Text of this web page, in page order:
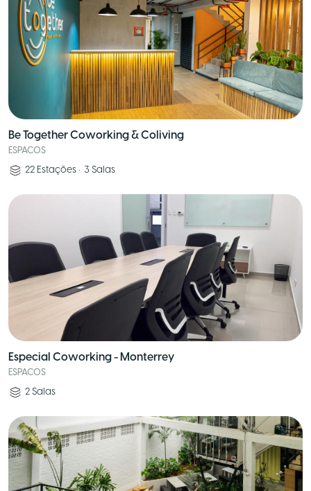
Be Together Coworking & Coliving
ESPACOS
22 Estações • 3 Salas
Especial Coworking - Monterrey
ESPACOS
2 Salas